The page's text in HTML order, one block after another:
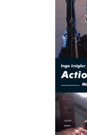
Service
Newsletter